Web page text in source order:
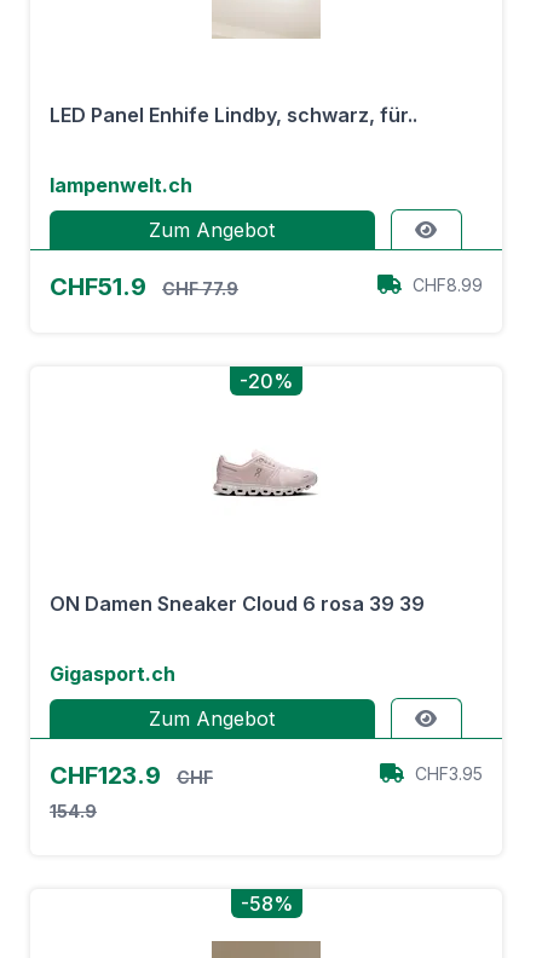
LED Panel Enhife Lindby, schwarz, für..
lampenwelt.ch
Zum Angebot
CHF51.9 CHF 77.9 CHF8.99
-20%
ON Damen Sneaker Cloud 6 rosa 39 39
Gigasport.ch
Zum Angebot
CHF123.9
CHF
154.9
CHF3.95
-58%